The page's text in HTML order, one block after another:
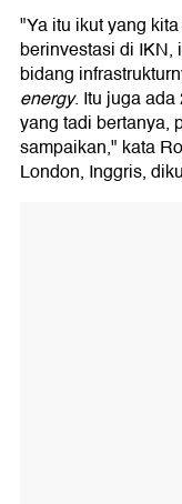
"Ya itu ikut yang
berinvestasi di IKN,
bidang
energy. Itu juga
yang tadi bertanya,
sampaikan," kata
London, Inggris,